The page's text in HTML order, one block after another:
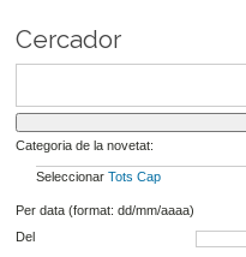
Cercador
Categoria de la novetat:
Seleccionar Tots Cap
Per data (format: dd/mm/aaaa)
Del